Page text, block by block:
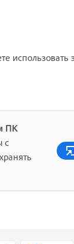
использовать
ПК
с